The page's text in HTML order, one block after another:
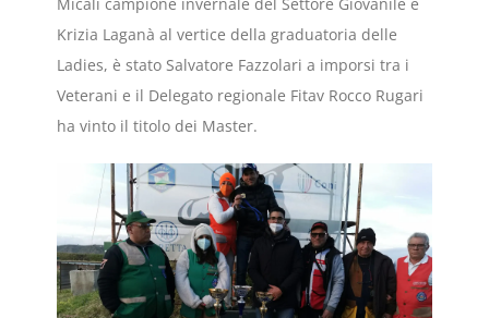
Krizia Laganà al vertice della graduatoria delle
Ladies, è stato Salvatore Fazzolari a imporsi tra i
Veterani e il Delegato regionale Fitav Rocco Rugari
ha vinto il titolo dei Master.